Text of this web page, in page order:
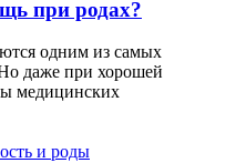
при родах?
одним из самых
даже при хорошей
медицинских
и роды